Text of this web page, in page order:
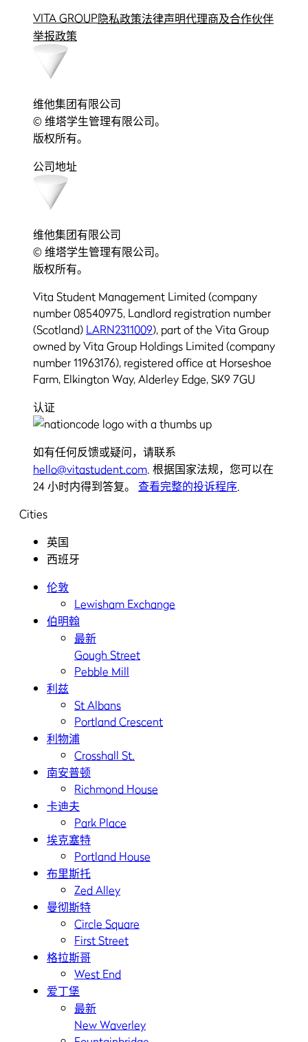
VITA GROUP隐私政策法律声明代理商及合作伙伴
举报政策
维他集团有限公司
© 维塔学生管理有限公司。
版权所有。
公司地址
维他集团有限公司
© 维塔学生管理有限公司。
版权所有。
Vita Student Management Limited (company
number 08540975, Landlord registration number
(Scotland) LARN2311009), part of the Vita Group
owned by Vita Group Holdings Limited (company
number 11963176), registered office at Horseshoe
Farm, Elkington Way, Alderley Edge, SK9 7GU
认证
如有任何反馈或疑问，请联系
hello@vitastudent.com. 根据国家法规，您可以在
24 小时内得到答复。 查看完整的投诉程序.
Cities
英国
西班牙
伦敦
Lewisham Exchange
伯明翰
最新
Gough Street
Pebble Mill
利兹
St Albans
Portland Crescent
利物浦
Crosshall St.
南安普顿
Richmond House
卡迪夫
Park Place
埃克塞特
Portland House
布里斯托
Zed Alley
曼彻斯特
Circle Square
First Street
格拉斯哥
West End
爱丁堡
最新
New Waverley